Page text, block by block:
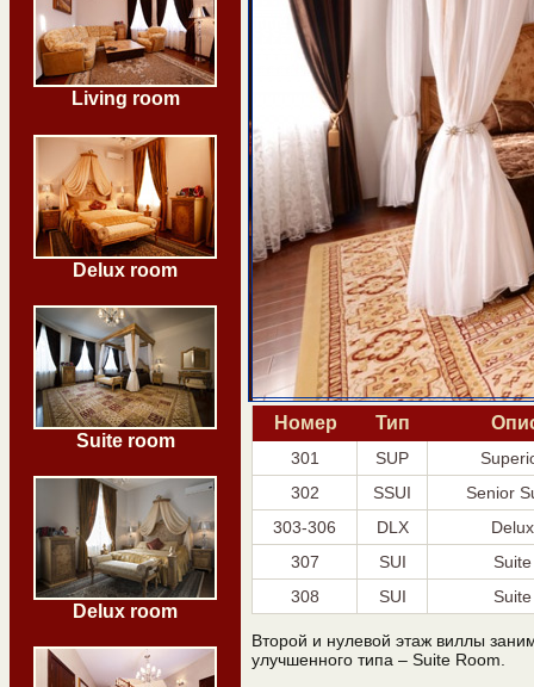
Living room
Delux room
Suite room
Delux room
Номер Тип
301 SUP
302
SSUI
Senior
303-306
DLX
307
SUI
308
SUI
Второй и нулевой этаж виллы
улучшенного типа – Suite Room.